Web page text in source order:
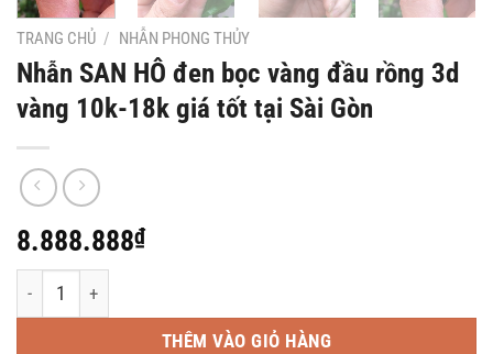
TRANG CHỦ / NHẪN PHONG THỦY
Nhẫn SAN HÔ đen bọc vàng đầu rồng 3d
vàng 10k-18k giá tốt tại Sài Gòn
8.888.888₫
Nhẫn SAN HÔ đen bọc vàng đầu rồng 3d vàng 10k-18k giá tốt tại
THÊM VÀO GIỎ HÀNG